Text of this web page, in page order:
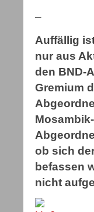
–
Auffällig
nur aus
den BND-
Gremium
ob sich
befassen
nicht